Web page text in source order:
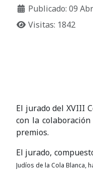
Publicado: 09
Visitas: 1842
El jurado del XVIII
con la
premios.
El jurado,
Judíos de la Cola Blanca,